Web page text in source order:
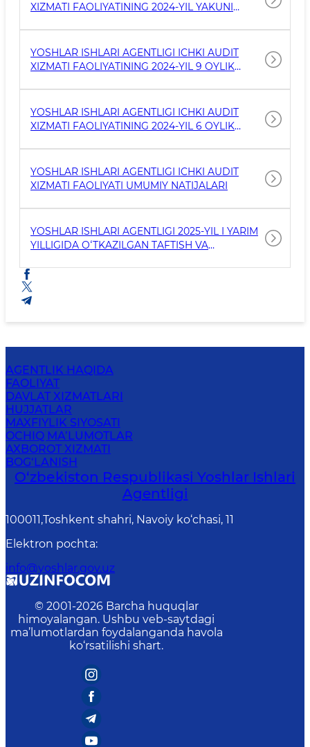
XIZMATI FAOLIYATINING 2024-YIL YAKUNI
YOSHLAR ISHLARI AGENTLIGI ICHKI AUDIT
XIZMATI FAOLIYATINING 2024-YIL 9 OYLIK
YOSHLAR ISHLARI AGENTLIGI ICHKI AUDIT
XIZMATI FAOLIYATINING 2024-YIL 6 OYLIK
YOSHLAR ISHLARI AGENTLIGI ICHKI AUDIT
XIZMATI FAOLIYATI UMUMIY NATIJALARI
YOSHLAR ISHLARI AGENTLIGI 2025-YIL I YARIM
YILLIGIDA OʻTKAZILGAN TAFTISH VA
AGENTLIK HAQIDA
FAOLIYAT
DAVLAT XIZMATLARI
HUJJATLAR
MAXFIYLIK SIYOSATI
OCHIQ MA’LUMOTLAR
AXBOROT XIZMATI
BOG‘LANISH
O‘zbеkistоn Rеspublikаsi Yoshlar Ishlari
Agentligi
100011,Toshkent shahri, Navoiy ko‘chasi, 11
Elektron pochta:
info@yoshlar.gov.uz
© 2001-2026 Barcha huquqlar
himoyalangan. Ushbu veb-saytdagi
ma’lumotlardan foydalanganda havola
ko‘rsatilishi shart.